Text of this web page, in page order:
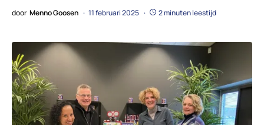
door Menno Goosen 11 februari 2025 2 minuten leestijd